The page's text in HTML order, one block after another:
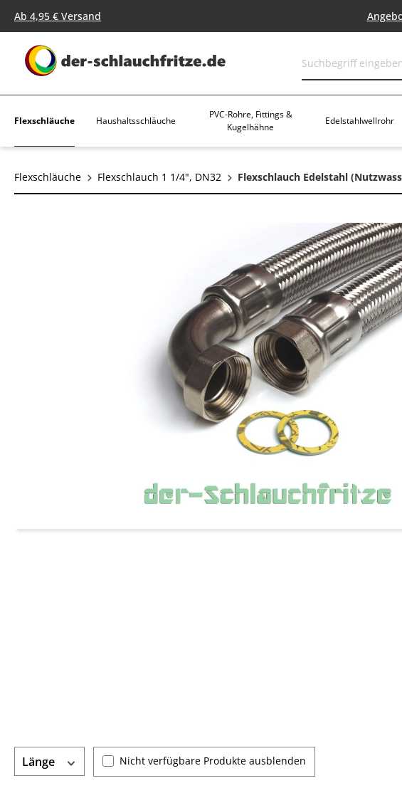
Zur Hauptnavigation springen
Ab 4,95 € Versand
Flexschläuche Haushaltsschläuche
PVC-Rohre, Fittings &
Kugelhähne
Edelstahlwellrohr
Flexschläuche Flexschlauch 1 1/4", DN32 Flexschlauch Edelstahl
Länge Nicht verfügbare Produkte ausblenden